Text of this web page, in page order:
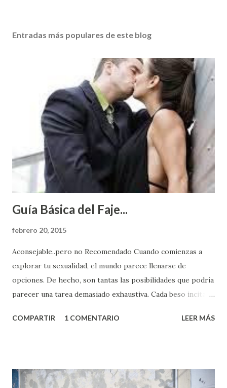
Entradas más populares de este blog
Guía Básica del Faje...
febrero 20, 2015
Aconsejable..pero no Recomendado Cuando comienzas a
explorar tu sexualidad, el mundo parece llenarse de
opciones. De hecho, son tantas las posibilidades que podría
parecer una tarea demasiado exhaustiva. Cada beso incita
partes de ti que jamás hubieras imaginado. El problema es
conoces ni la mitad de lo que deberías saber. Pero incluso
COMPARTIR 1 COMENTARIO LEER MÁS